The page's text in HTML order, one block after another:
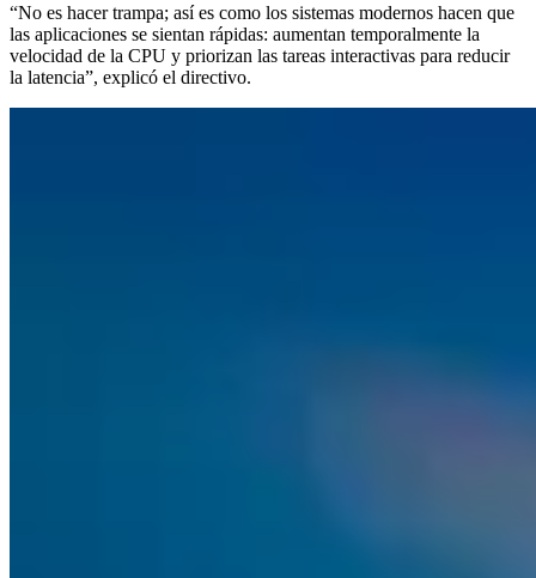
“No es hacer trampa; así es como los sistemas modernos hacen que
las aplicaciones se sientan rápidas: aumentan temporalmente la
velocidad de la CPU y priorizan las tareas interactivas para reducir
la latencia”, explicó el directivo.